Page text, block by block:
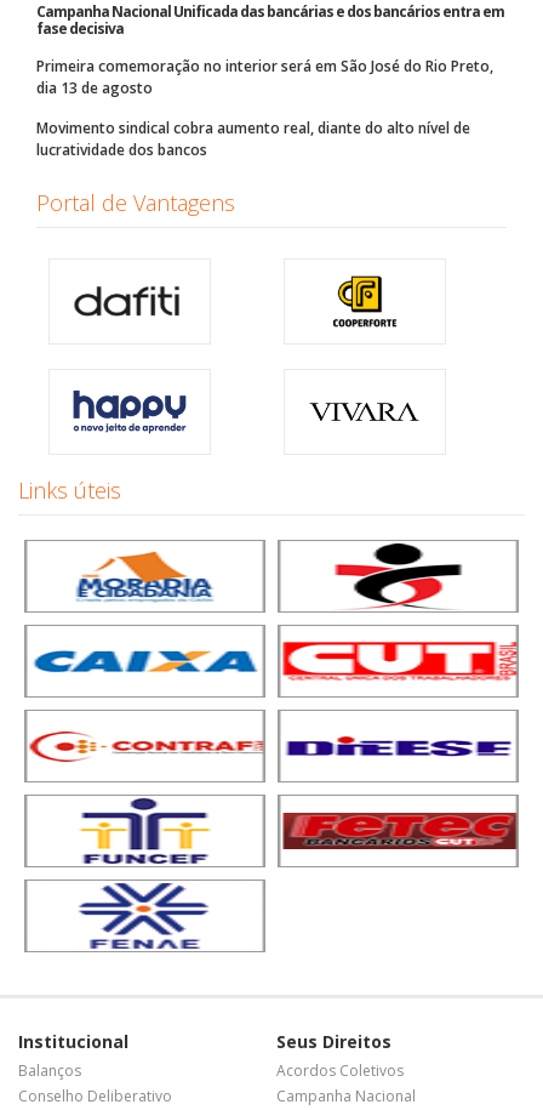
Campanha Nacional Unificada das bancárias e dos bancários entra em
fase decisiva
Primeira comemoração no interior será em São José do Rio Preto,
dia 13 de agosto
Movimento sindical cobra aumento real, diante do alto nível de
lucratividade dos bancos
Portal de Vantagens
Links úteis
Institucional
Balanços
Conselho Deliberativo
Seus Direitos
Acordos Coletivos
Campanha Nacional